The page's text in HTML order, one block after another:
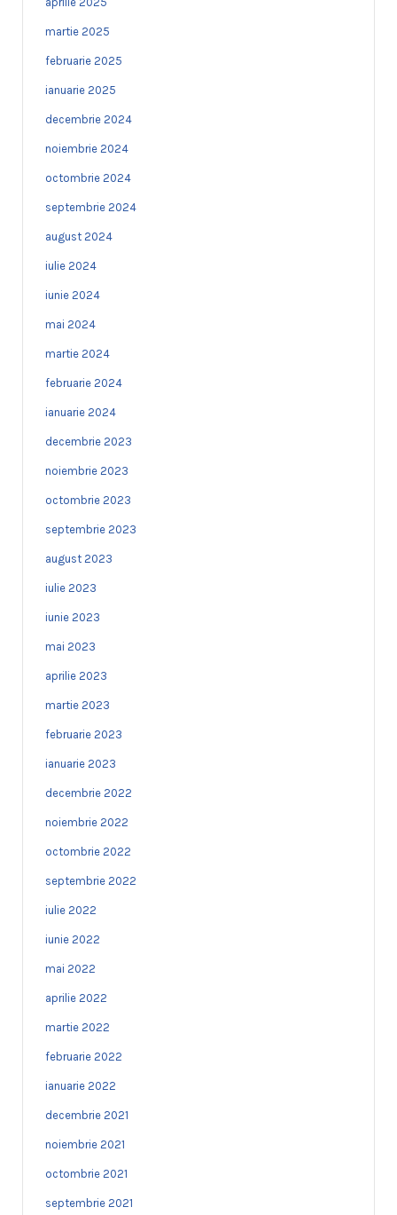
martie 2025
februarie 2025
ianuarie 2025
decembrie 2024
noiembrie 2024
octombrie 2024
septembrie 2024
august 2024
iulie 2024
iunie 2024
mai 2024
martie 2024
februarie 2024
ianuarie 2024
decembrie 2023
noiembrie 2023
octombrie 2023
septembrie 2023
august 2023
iulie 2023
iunie 2023
mai 2023
aprilie 2023
martie 2023
februarie 2023
ianuarie 2023
decembrie 2022
noiembrie 2022
octombrie 2022
septembrie 2022
iulie 2022
iunie 2022
mai 2022
aprilie 2022
martie 2022
februarie 2022
ianuarie 2022
decembrie 2021
noiembrie 2021
octombrie 2021
septembrie 2021